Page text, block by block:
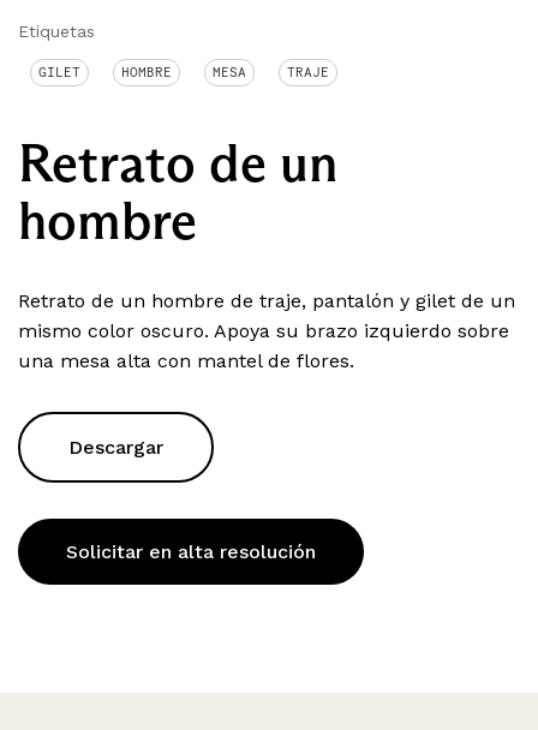
Etiquetas
GILET HOMBRE MESA TRAJE
Retrato de un
hombre
Retrato de un hombre de traje, pantalón y gilet de un
mismo color oscuro. Apoya su brazo izquierdo sobre
una mesa alta con mantel de flores.
Descargar
Solicitar en alta resolución